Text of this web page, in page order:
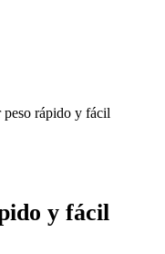
peso rápido y fácil
y fácil